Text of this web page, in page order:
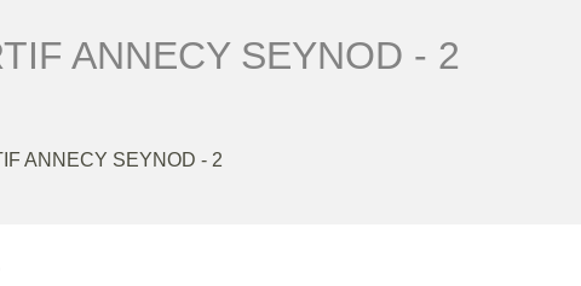
ANNECY SEYNOD - 2
ANNECY SEYNOD - 2